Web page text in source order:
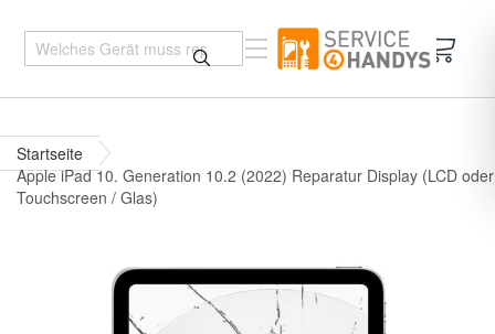
Startseite
Apple iPad 10. Generation 10.2 (2022) Reparatur Display (LCD oder
Touchscreen / Glas)